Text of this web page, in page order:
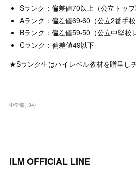
Sランク：偏差値70以上（公立トップ
Aランク：偏差値69-60（公立2番手校
Bランク：偏差値59-50（公立中堅校
Cランク：偏差値49以下
★Sランク生はハイレベル教材を贈呈し
中学部(134)
ILM OFFICIAL LINE